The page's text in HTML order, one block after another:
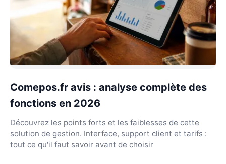
Comepos.fr avis : analyse complète des
fonctions en 2026
Découvrez les points forts et les faiblesses de cette
solution de gestion. Interface, support client et tarifs :
tout ce qu'il faut savoir avant de choisir